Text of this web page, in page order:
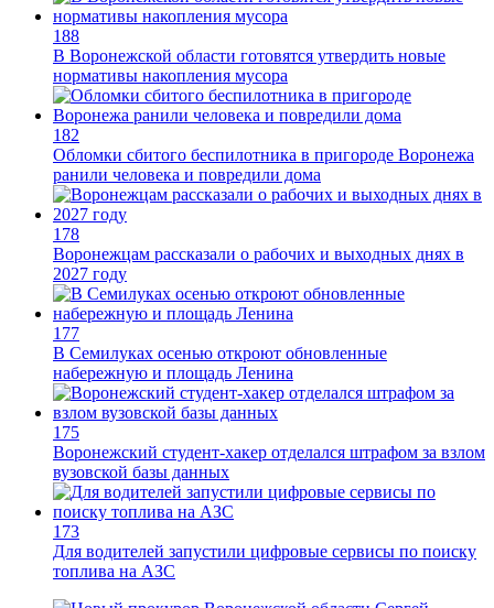
188
В Воронежской области готовятся утвердить новые
нормативы накопления мусора
182
Обломки сбитого беспилотника в пригороде Воронежа
ранили человека и повредили дома
178
Воронежцам рассказали о рабочих и выходных днях в
2027 году
177
В Семилуках осенью откроют обновленные
набережную и площадь Ленина
175
Воронежский студент-хакер отделался штрафом за взлом
вузовской базы данных
173
Для водителей запустили цифровые сервисы по поиску
топлива на АЗС